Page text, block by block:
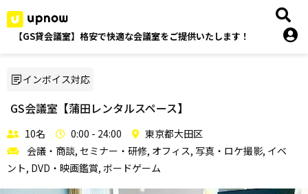
【GS貸会議室】格安で快適な会議室をご提供いたします！
インボイス対応
GS会議室【蒲田レンタルスペース】
10名 0:00 - 24:00
東京都大田区
会議・商談, セミナー・研修, オフィス, 写真・ロケ撮影, イベ
ント, DVD・映画鑑賞, ボードゲーム